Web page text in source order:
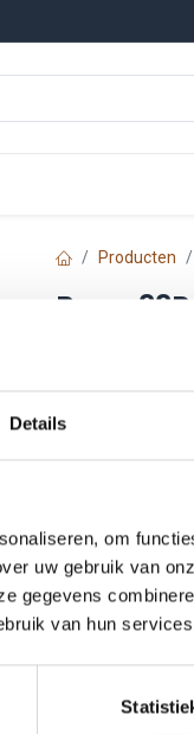
Details
om
uw gebruik van
gegevens
van hun
Producten
Baco
€20,21
Prijs per stuk excl.
Vergelijken
Vraag offerte